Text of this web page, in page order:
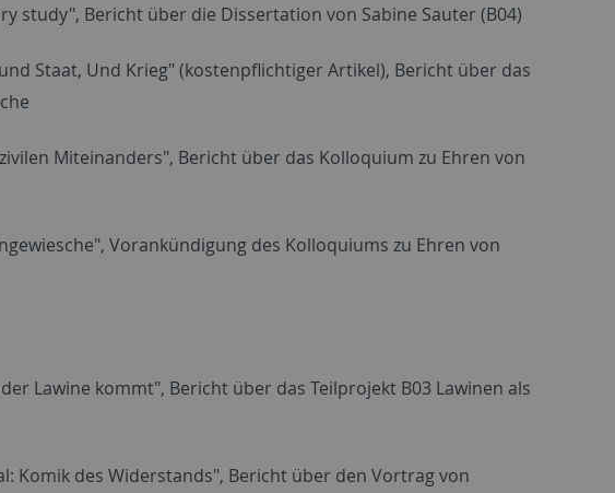
study", Bericht über die Dissertation von Sabine Sauter (B04)
Staat, Und Krieg" (kostenpflichtiger Artikel), Bericht über das
Miteinanders", Bericht über das Kolloquium zu Ehren von
Vorankündigung des Kolloquiums zu Ehren von
Lawine kommt", Bericht über das Teilprojekt B03 Lawinen als
Komik des Widerstands", Bericht über den Vortrag von